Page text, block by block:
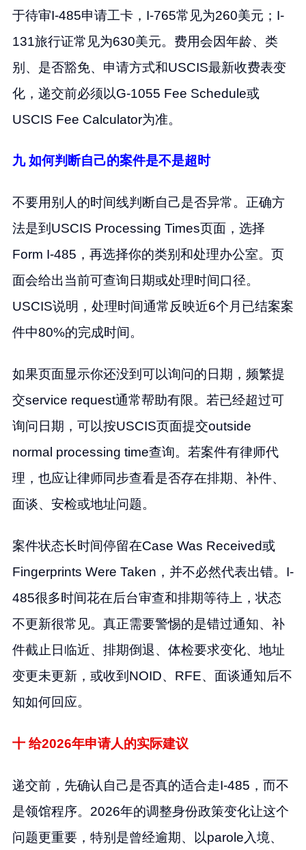
于待审I-485申请工卡，I-765常见为260美元；I-
131旅行证常见为630美元。费用会因年龄、类
别、是否豁免、申请方式和USCIS最新收费表变
化，递交前必须以G-1055 Fee Schedule或
USCIS Fee Calculator为准。
九 如何判断自己的案件是不是超时
不要用别人的时间线判断自己是否异常。正确方
法是到USCIS Processing Times页面，选择
Form I-485，再选择你的类别和处理办公室。页
面会给出当前可查询日期或处理时间口径。
USCIS说明，处理时间通常反映近6个月已结案案
件中80%的完成时间。
如果页面显示你还没到可以询问的日期，频繁提
交service request通常帮助有限。若已经超过可
询问日期，可以按USCIS页面提交outside
normal processing time查询。若案件有律师代
理，也应让律师同步查看是否存在排期、补件、
面谈、安检或地址问题。
案件状态长时间停留在Case Was Received或
Fingerprints Were Taken，并不必然代表出错。I-
485很多时间花在后台审查和排期等待上，状态
不更新很常见。真正需要警惕的是错过通知、补
件截止日临近、排期倒退、体检要求变化、地址
变更未更新，或收到NOID、RFE、面谈通知后不
知如何回应。
十 给2026年申请人的实际建议
递交前，先确认自己是否真的适合走I-485，而不
是领馆程序。2026年的调整身份政策变化让这个
问题更重要，特别是曾经逾期、以parole入境、